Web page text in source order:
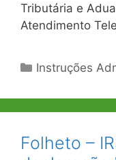
Tributária e
Atendimento
Categorias
Instruções
Folheto –